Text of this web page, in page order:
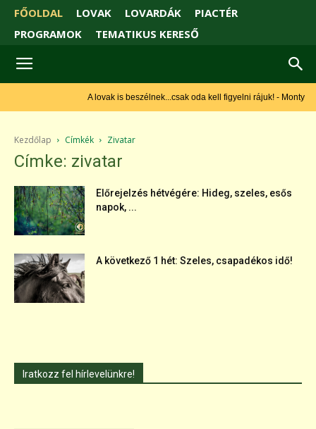
FŐOLDAL LOVAK LOVARDÁK
PIACTÉR
PROGRAMOK
TEMATIKUS KERESŐ
A lovak is beszélnek...csak oda kell figyelni rájuk! - Monty Roberts
Kezdőlap Címkék Zivatar
Címke: zivatar
Előrejelzés hétvégére: Hideg, szeles, esős
napok, ...
A következő 1 hét: Szeles, csapadékos idő!
Iratkozz fel hírlevelünkre!